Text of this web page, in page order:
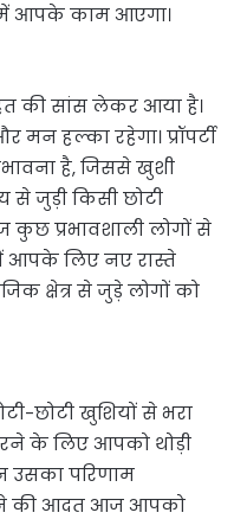
आपके काम आएगा।
की सांस लेकर आया है।
हल्का रहेगा। प्रॉपर्टी
है, जिससे खुशी
से जुड़ी किसी छोटी
प्रभावशाली लोगों से
आपके लिए नए रास्ते
क्षेत्र से जुड़े लोगों को
छोटी खुशियों से भरा
के लिए आपको थोड़ी
उसका परिणाम
की आदत आज आपको